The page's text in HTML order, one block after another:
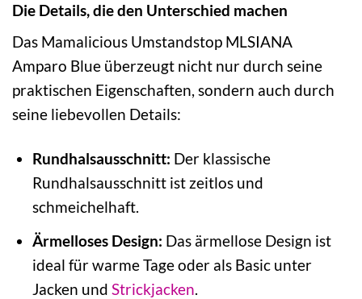
Die Details, die den Unterschied machen
Das Mamalicious Umstandstop MLSIANA
Amparo Blue überzeugt nicht nur durch seine
praktischen Eigenschaften, sondern auch durch
seine liebevollen Details:
Rundhalsausschnitt: Der klassische
Rundhalsausschnitt ist zeitlos und
schmeichelhaft.
Ärmelloses Design: Das ärmellose Design ist
ideal für warme Tage oder als Basic unter
Jacken und Strickjacken.